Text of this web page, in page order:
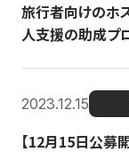
旅行者向けのホ
人支援の助成プ
2023.12.15
【12月15日公募